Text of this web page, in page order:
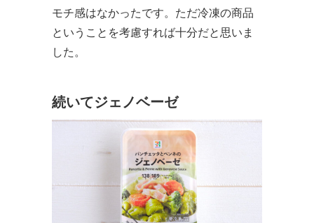
モチ感はなかったです。ただ冷凍の商品
ということを考慮すれば十分だと思いま
した。
続いてジェノベーゼ